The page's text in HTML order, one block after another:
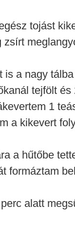
tojást
zsírt
is a nagy
tejfölt
1
a kikevert
a hűtőbe
formáztam
alatt